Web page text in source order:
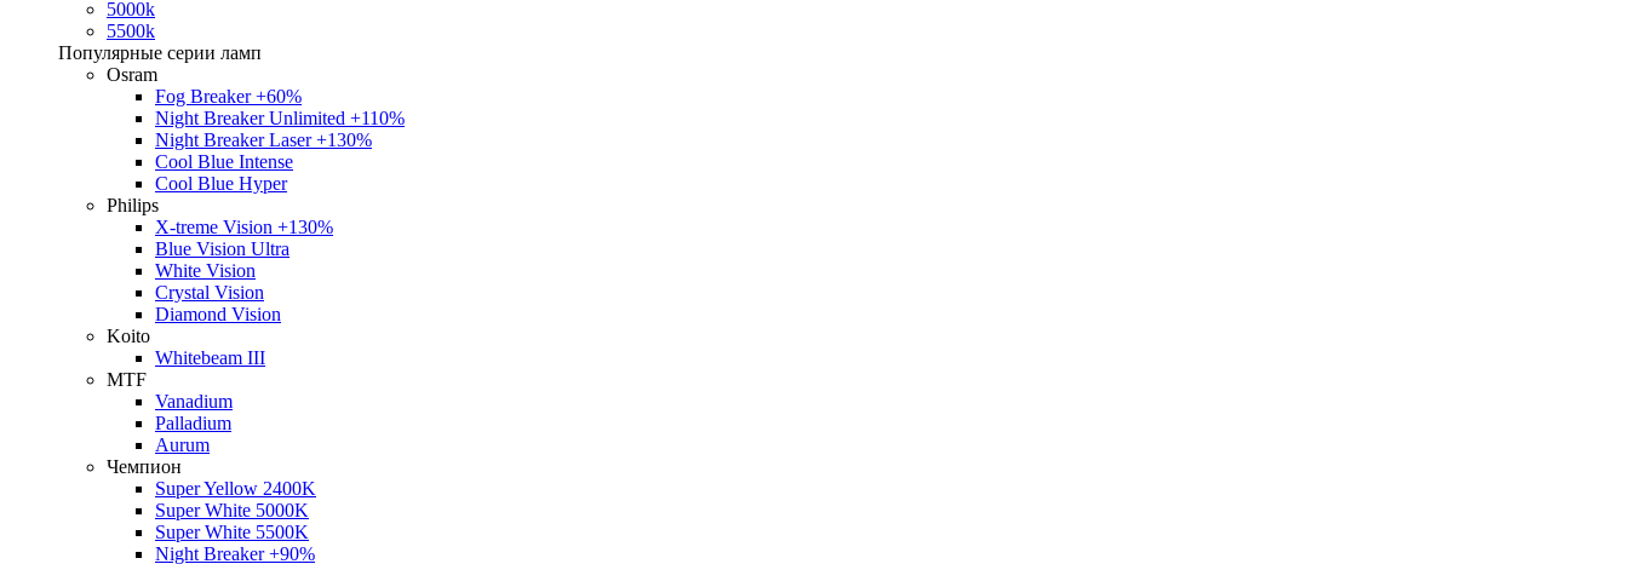
5000k
5500k
Популярные серии ламп
Osram
Fog Breaker +60%
Night Breaker Unlimited +110%
Night Breaker Laser +130%
Cool Blue Intense
Cool Blue Hyper
Philips
X-treme Vision +130%
Blue Vision Ultra
White Vision
Crystal Vision
Diamond Vision
Koito
Whitebeam III
MTF
Vanadium
Palladium
Aurum
Чемпион
Super Yellow 2400K
Super White 5000K
Super White 5500K
Night Breaker +90%